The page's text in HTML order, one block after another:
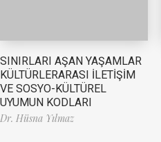
SINIRLARI AŞAN YAŞAMLAR
KÜLTÜRLERARASI İLETİŞİM
VE SOSYO-KÜLTÜREL
UYUMUN KODLARI
Dr. Hüsna Yılmaz